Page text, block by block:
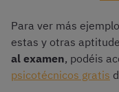
Para ver más
estas y otras
al examen, podéis
psicotécnicos gratis